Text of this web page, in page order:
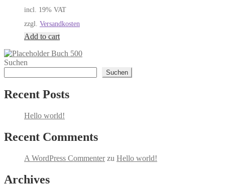
incl. 19% VAT
zzgl. Versandkosten
Add to cart
Buch 500
Suchen
Suchen
Recent Posts
Hello world!
Recent Comments
A WordPress Commenterzu Hello world!
Archives